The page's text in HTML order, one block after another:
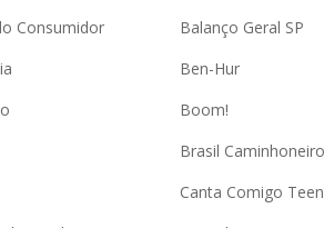
Consumidor
Balanço Geral SP
Ben-Hur
Boom!
Brasil Caminhoneiro
Canta Comigo